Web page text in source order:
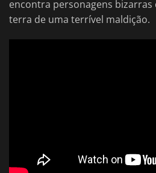
encontra personagens bizarras
terra de uma terrível maldição.